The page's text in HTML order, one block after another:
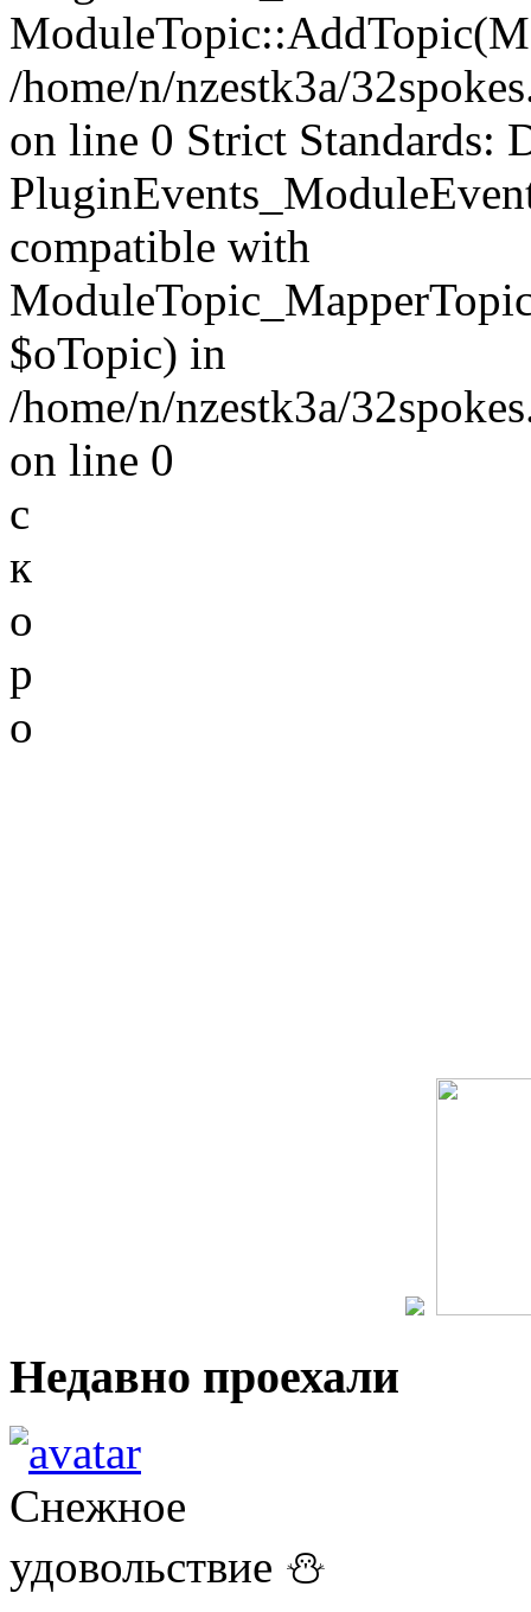
/home/n/nzestk3a/
on line 0 Strict Standards:
compatible with
$oTopic) in
/home/n/nzestk3a/
on line 0
с
к
о
р
о
Недавно проехали
Снежное
удовольствие ⛄